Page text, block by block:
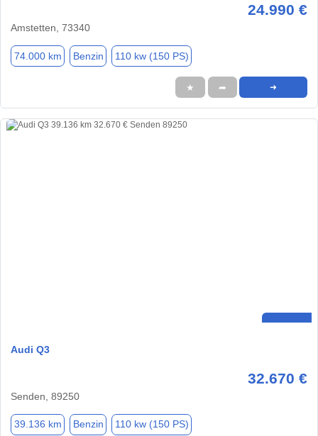
24.990 €
Amstetten, 73340
74.000 km Benzin 110 kw (150 PS)
★ ➦ ➜
Audi Q3
32.670 €
Senden, 89250
39.136 km Benzin 110 kw (150 PS)